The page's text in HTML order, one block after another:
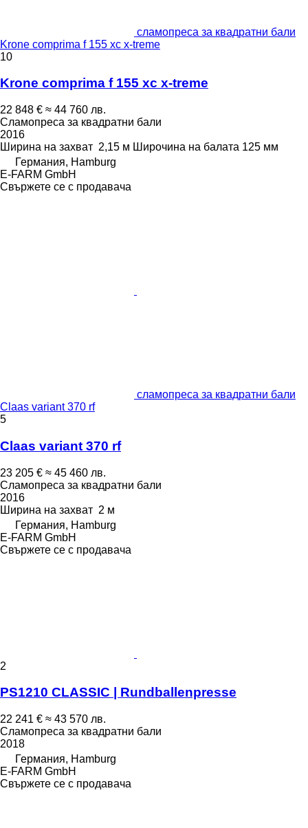
сламопреса за квадратни бали
Krone comprima f 155 xc x-treme
10
Krone comprima f 155 xc x-treme
22 848 € ≈ 44 760 лв.
Сламопреса за квадратни бали
2016
Ширина на захват 2,15 м Широчина на балата 125 мм
Германия, Hamburg
E-FARM GmbH
Свържете се с продавача
сламопреса за квадратни бали
Claas variant 370 rf
5
Claas variant 370 rf
23 205 € ≈ 45 460 лв.
Сламопреса за квадратни бали
2016
Ширина на захват 2 м
Германия, Hamburg
E-FARM GmbH
Свържете се с продавача
2
PS1210 CLASSIC | Rundballenpresse
22 241 € ≈ 43 570 лв.
Сламопреса за квадратни бали
2018
Германия, Hamburg
E-FARM GmbH
Свържете се с продавача